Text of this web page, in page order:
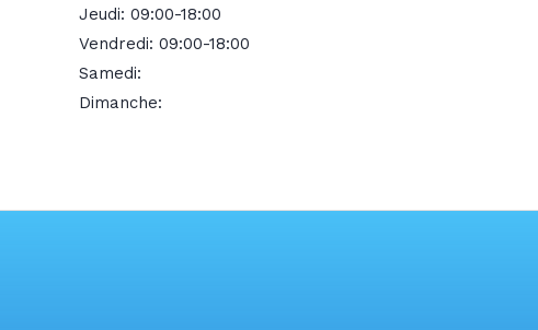
Jeudi: 09:00-18:00
Vendredi: 09:00-18:00
Samedi:
Dimanche: